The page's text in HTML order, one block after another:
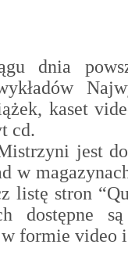
dnia
kaset
cd.
jest
w
listę stron
dostępne
formie video